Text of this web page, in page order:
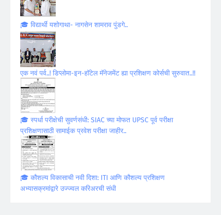
🎓 विद्यार्थी यशोगाथा- नागसेन शामराव पुंडगे..
एक नवं पर्व..! डिप्लोमा-इन-हॉटेल मॅनेजमेंट ह्या प्रशिक्षण कोर्सची सुरुवात..!!
🎓 स्पर्धा परीक्षेची सुवर्णसंधी: SIAC च्या मोफत UPSC पूर्व परीक्षा
प्रशिक्षणासाठी सामाईक प्रवेश परीक्षा जाहीर..
🎓 कौशल्य विकासाची नवी दिशा: ITI आणि कौशल्य प्रशिक्षण
अभ्यासक्रमांद्वारे उज्ज्वल करिअरची संधी